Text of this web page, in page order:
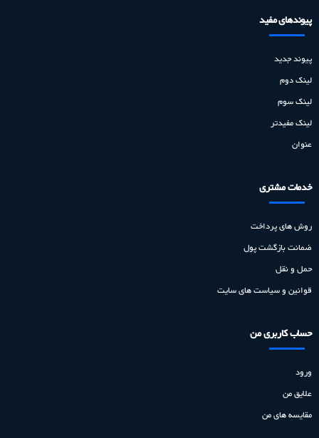
پیوندهای مفید
پیوند جدید
لینک دوم
لینک سوم
لینک مفیدتر
عنوان
خدمات مشتری
روش های پرداخت
ضمانت بازگشت پول
حمل و نقل
قوانین و سیاست های سایت
حساب کاربری من
ورود
علایق من
مقایسه های من